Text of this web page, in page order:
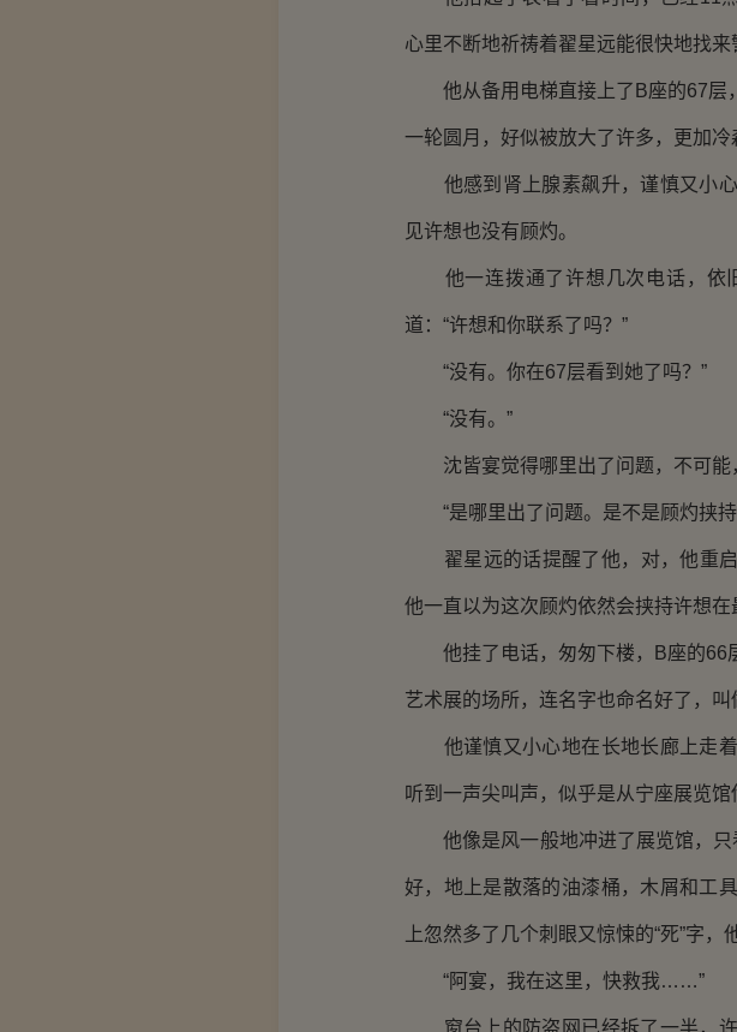
心里不断地祈祷着翟星远能很快地找来
他从备用电梯直接上了B座的67层
一轮圆月，好似被放大了许多，更加冷
他感到肾上腺素飙升，谨慎又小心
见许想也没有顾灼。
他一连拨通了许想几次电话，依旧
道：“许想和你联系了吗？”
“没有。你在67层看到她了吗？”
“没有。”
沈皆宴觉得哪里出了问题，不可能
“是哪里出了问题。是不是顾灼挟
翟星远的话提醒了他，对，他重启
他一直以为这次顾灼依然会挟持许想在
他挂了电话，匆匆下楼，B座的66
艺术展的场所，连名字也命名好了，
他谨慎又小心地在长地长廊上走着
听到一声尖叫声，似乎是从宁座展览馆
他像是风一般地冲进了展览馆，只
好，地上是散落的油漆桶，木屑和工
上忽然多了几个刺眼又惊悚的“死”字
“阿宴，我在这里，快救我……”
窗台上的防盗网已经拆了一半，许